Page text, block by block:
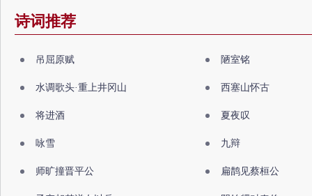
诗词推荐
吊屈原赋 陋室铭
水调歌头·重上井冈山 西塞山怀古
将进酒 夏夜叹
咏雪 九辩
师旷撞晋平公 扁鹊见蔡桓公